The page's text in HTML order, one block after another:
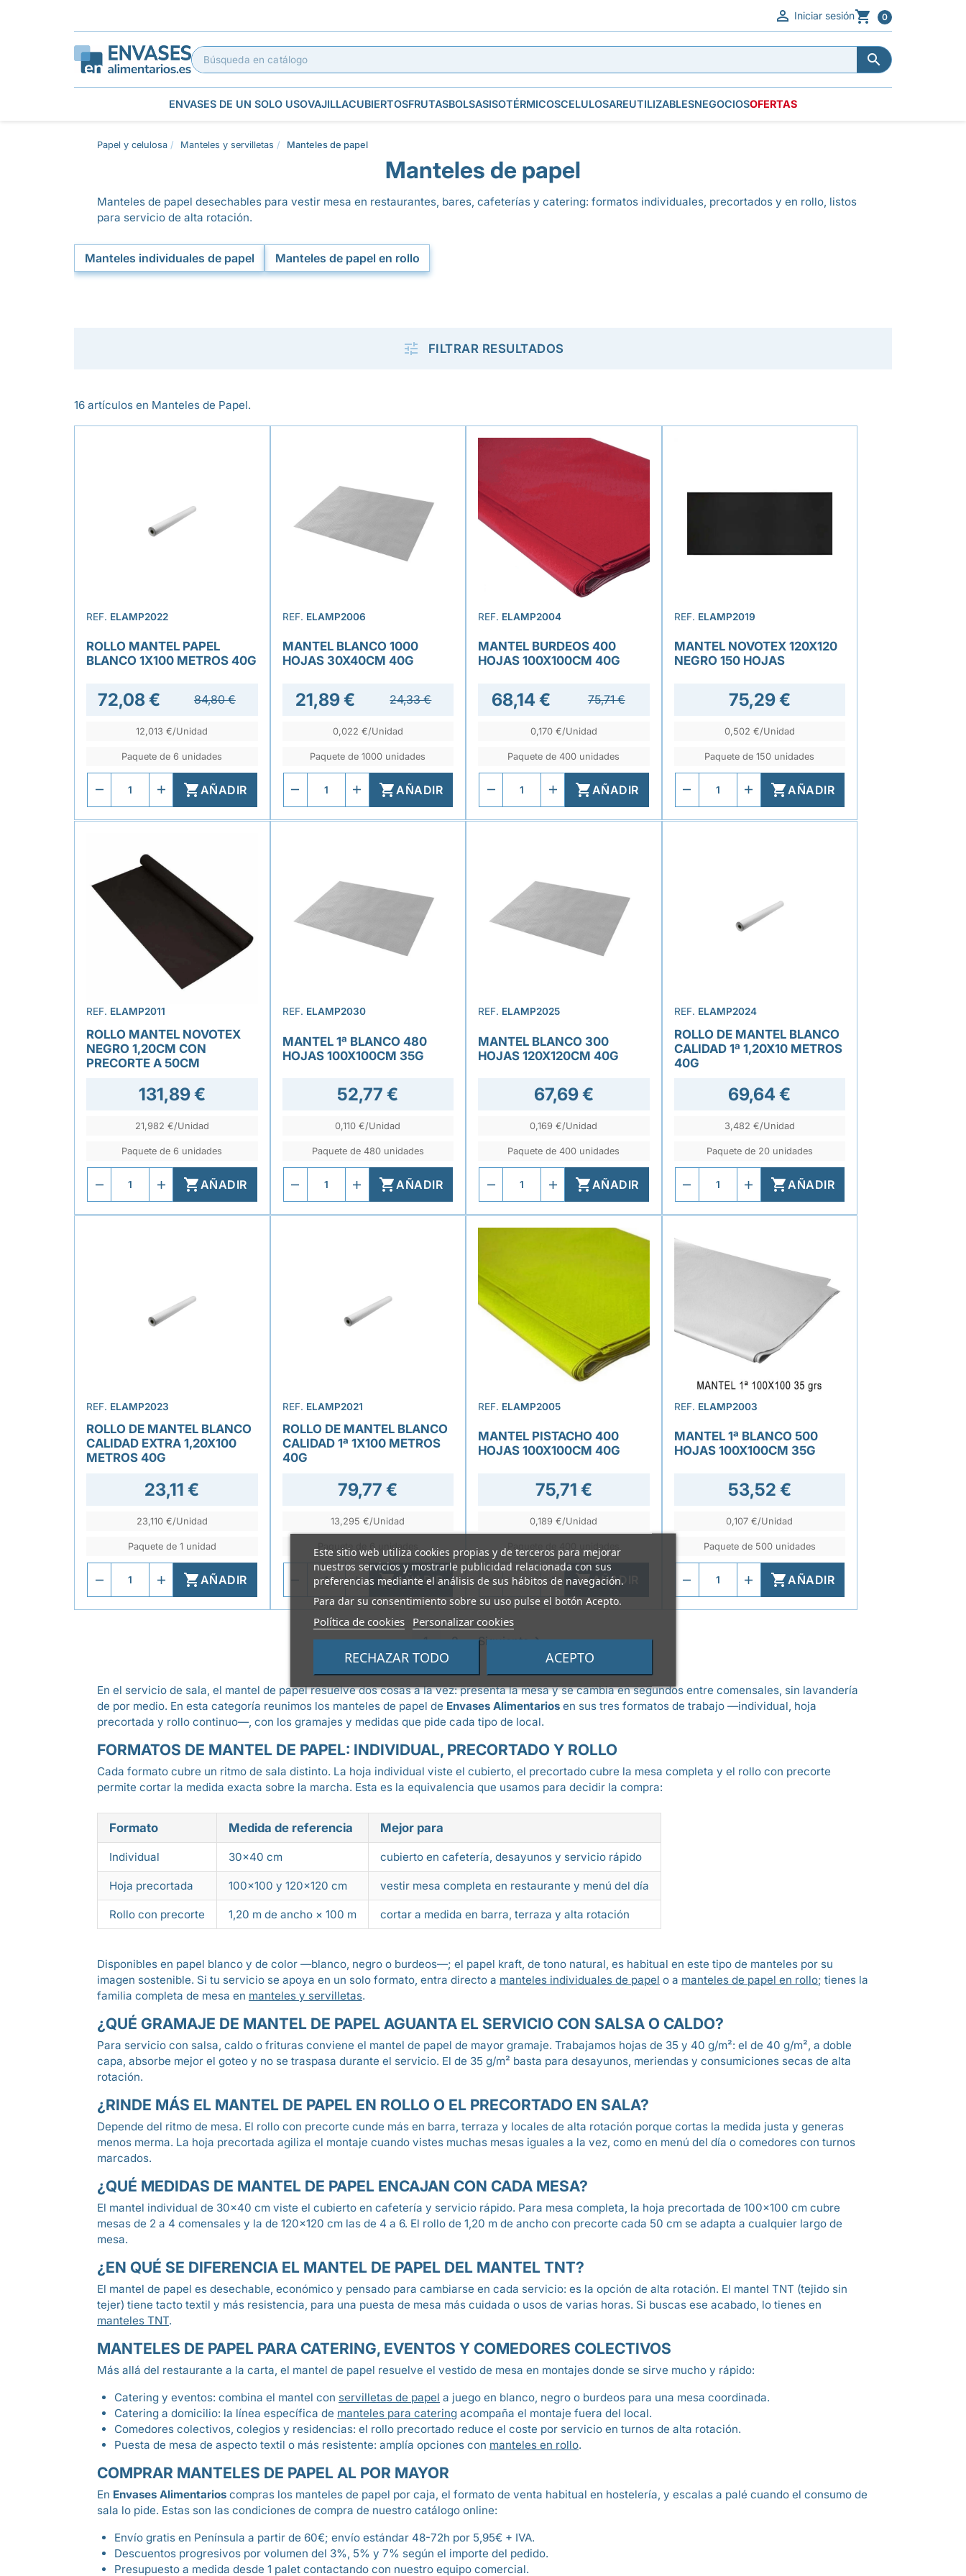
 Iniciar sesión 0


ENVASES DE UN SOLO USOVAJILLACUBIERTOSFRUTASBOLSASISOTÉRMICOSCELULOSAREUTILIZABLESNEGOCIOSOFERTAS
Este sitio web utiliza cookies propias y de terceros para mejorar
nuestros servicios y mostrarle publicidad relacionada con sus
preferencias mediante el análisis de sus hábitos de navegación.
Para dar su consentimiento sobre su uso pulse el botón Acepto.
Política de cookies Personalizar cookies
RECHAZAR TODO ACEPTO
Papel y celulosa Manteles y servilletas Manteles de papel
Manteles de papel
Manteles individuales de papel Manteles de papel en rollo
Manteles de papel desechables para vestir mesa en restaurantes, bares, cafeterías y catering: formatos individuales, precortados y en rollo, listos
para servicio de alta rotación.
 FILTRAR RESULTADOS
16 artículos en Manteles de Papel.
REF. ELAMP2022
ROLLO MANTEL PAPEL
BLANCO 1X100 METROS 40G
72,08 € 84,80 €
12,013 €/Unidad
Paquete de 6 unidades
AÑADIR
REF. ELAMP2006
MANTEL BLANCO 1000
HOJAS 30X40CM 40G
21,89 € 24,33 €
0,022 €/Unidad
Paquete de 1000 unidades
AÑADIR
REF. ELAMP2004
MANTEL BURDEOS 400
HOJAS 100X100CM 40G
68,14 € 75,71 €
0,170 €/Unidad
Paquete de 400 unidades
AÑADIR
REF. ELAMP2019
MANTEL NOVOTEX 120X120
NEGRO 150 HOJAS
75,29 €
0,502 €/Unidad
Paquete de 150 unidades
AÑADIR
REF. ELAMP2011
ROLLO MANTEL NOVOTEX
NEGRO 1,20CM CON
PRECORTE A 50CM
131,89 €
21,982 €/Unidad
Paquete de 6 unidades
AÑADIR
REF. ELAMP2030
MANTEL 1ª BLANCO 480
HOJAS 100X100CM 35G
52,77 €
0,110 €/Unidad
Paquete de 480 unidades
AÑADIR
REF. ELAMP2025
MANTEL BLANCO 300
HOJAS 120X120CM 40G
67,69 €
0,169 €/Unidad
Paquete de 400 unidades
AÑADIR
REF. ELAMP2024
ROLLO DE MANTEL BLANCO
CALIDAD 1ª 1,20X10 METROS
40G
69,64 €
3,482 €/Unidad
Paquete de 20 unidades
AÑADIR
REF. ELAMP2023
ROLLO DE MANTEL BLANCO
CALIDAD EXTRA 1,20X100
METROS 40G
23,11 €
23,110 €/Unidad
Paquete de 1 unidad
AÑADIR
REF. ELAMP2021
ROLLO DE MANTEL BLANCO
CALIDAD 1ª 1X100 METROS
40G
79,77 €
13,295 €/Unidad
Paquete de 6 unidades
AÑADIR
REF. ELAMP2005
MANTEL PISTACHO 400
HOJAS 100X100CM 40G
75,71 €
0,189 €/Unidad
Paquete de 400 unidades
AÑADIR
REF. ELAMP2003
MANTEL 1ª BLANCO 500
HOJAS 100X100CM 35G
53,52 €
0,107 €/Unidad
Paquete de 500 unidades
AÑADIR
1 2 Siguiente
En el servicio de sala, el mantel de papel resuelve dos cosas a la vez: presenta la mesa y se cambia en segundos entre comensales, sin lavandería
de por medio. En esta categoría reunimos los manteles de papel de Envases Alimentarios en sus tres formatos de trabajo —individual, hoja
precortada y rollo continuo—, con los gramajes y medidas que pide cada tipo de local.
FORMATOS DE MANTEL DE PAPEL: INDIVIDUAL, PRECORTADO Y ROLLO
Cada formato cubre un ritmo de sala distinto. La hoja individual viste el cubierto, el precortado cubre la mesa completa y el rollo con precorte
permite cortar la medida exacta sobre la marcha. Esta es la equivalencia que usamos para decidir la compra:
Formato Medida de referencia Mejor para
Individual 30×40 cm cubierto en cafetería, desayunos y servicio rápido
Hoja precortada 100×100 y 120×120 cm vestir mesa completa en restaurante y menú del día
Rollo con precorte 1,20 m de ancho × 100 m cortar a medida en barra, terraza y alta rotación
Disponibles en papel blanco y de color —blanco, negro o burdeos—; el papel kraft, de tono natural, es habitual en este tipo de manteles por su
imagen sostenible. Si tu servicio se apoya en un solo formato, entra directo a manteles individuales de papel o a manteles de papel en rollo; tienes la
familia completa de mesa en manteles y servilletas.
¿QUÉ GRAMAJE DE MANTEL DE PAPEL AGUANTA EL SERVICIO CON SALSA O CALDO?
Para servicio con salsa, caldo o frituras conviene el mantel de papel de mayor gramaje. Trabajamos hojas de 35 y 40 g/m²: el de 40 g/m², a doble
capa, absorbe mejor el goteo y no se traspasa durante el servicio. El de 35 g/m² basta para desayunos, meriendas y consumiciones secas de alta
rotación.
¿RINDE MÁS EL MANTEL DE PAPEL EN ROLLO O EL PRECORTADO EN SALA?
Depende del ritmo de mesa. El rollo con precorte cunde más en barra, terraza y locales de alta rotación porque cortas la medida justa y generas
menos merma. La hoja precortada agiliza el montaje cuando vistes muchas mesas iguales a la vez, como en menú del día o comedores con turnos
marcados.
¿QUÉ MEDIDAS DE MANTEL DE PAPEL ENCAJAN CON CADA MESA?
El mantel individual de 30×40 cm viste el cubierto en cafetería y servicio rápido. Para mesa completa, la hoja precortada de 100×100 cm cubre
mesas de 2 a 4 comensales y la de 120×120 cm las de 4 a 6. El rollo de 1,20 m de ancho con precorte cada 50 cm se adapta a cualquier largo de
mesa.
¿EN QUÉ SE DIFERENCIA EL MANTEL DE PAPEL DEL MANTEL TNT?
El mantel de papel es desechable, económico y pensado para cambiarse en cada servicio: es la opción de alta rotación. El mantel TNT (tejido sin
tejer) tiene tacto textil y más resistencia, para una puesta de mesa más cuidada o usos de varias horas. Si buscas ese acabado, lo tienes en
manteles TNT.
MANTELES DE PAPEL PARA CATERING, EVENTOS Y COMEDORES COLECTIVOS
Más allá del restaurante a la carta, el mantel de papel resuelve el vestido de mesa en montajes donde se sirve mucho y rápido:
Catering y eventos: combina el mantel con servilletas de papel a juego en blanco, negro o burdeos para una mesa coordinada.
Catering a domicilio: la línea específica de manteles para catering acompaña el montaje fuera del local.
Comedores colectivos, colegios y residencias: el rollo precortado reduce el coste por servicio en turnos de alta rotación.
Puesta de mesa de aspecto textil o más resistente: amplía opciones con manteles en rollo.
COMPRAR MANTELES DE PAPEL AL POR MAYOR
En Envases Alimentarios compras los manteles de papel por caja, el formato de venta habitual en hostelería, y escalas a palé cuando el consumo de
sala lo pide. Estas son las condiciones de compra de nuestro catálogo online:
Envío gratis en Península a partir de 60€; envío estándar 48-72h por 5,95€ + IVA.
Descuentos progresivos por volumen del 3%, 5% y 7% según el importe del pedido.
Presupuesto a medida desde 1 palet contactando con nuestro equipo comercial.